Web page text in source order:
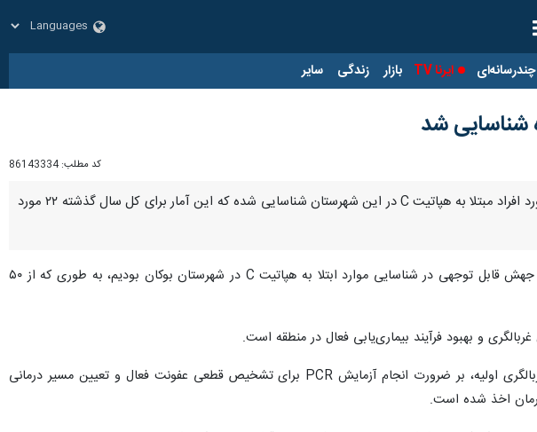
چندرسانه‌ای ایرنا TV بازار زندگی سایر
کد مطلب: 86143334